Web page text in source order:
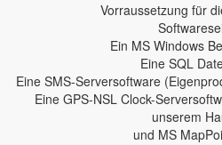
Vorraussetzung für
Ein MS Windows
Eine SQL
Eine SMS-Serversoftware
Eine GPS-NSL Clock-
unserem
und MS